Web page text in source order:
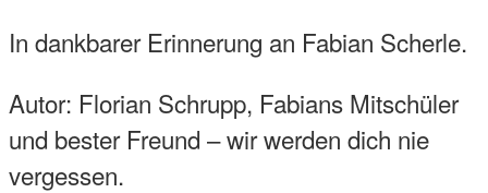
In dankbarer Erinnerung an Fabian Scherle.
Autor: Florian Schrupp, Fabians Mitschüler
und bester Freund – wir werden dich nie
vergessen.